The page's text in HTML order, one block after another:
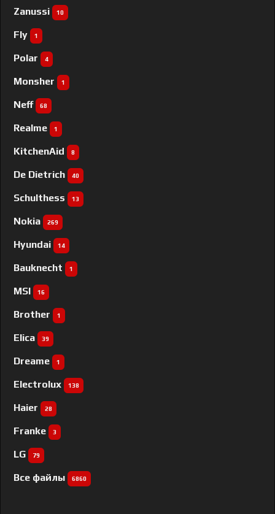
Zanussi 10
Fly 1
Polar 4
Monsher 1
Neff 68
Realme 1
KitchenAid 8
De Dietrich 40
Schulthess 13
Nokia 269
Hyundai 14
Bauknecht 1
MSI 16
Brother 1
Elica 39
Dreame 1
Electrolux 138
Haier 28
Franke 3
LG 79
Все файлы 6860